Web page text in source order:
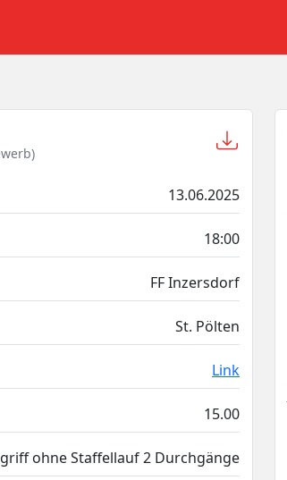
13.06.2025
18:00
FF Inzersdorf
St. Pölten
Link
15.00
ohne Staffellauf 2 Durchgänge